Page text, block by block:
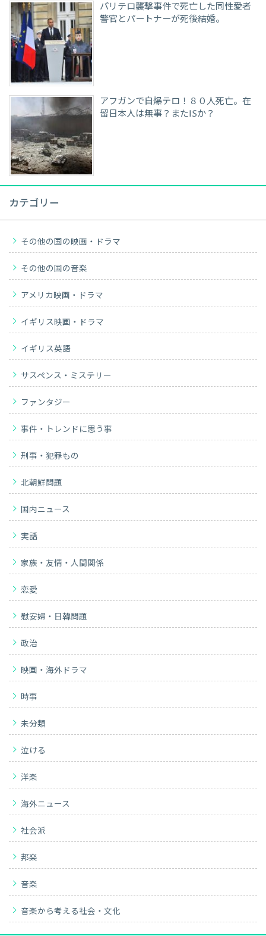
パリテロ襲撃事件で死亡した同性愛者
警官とパートナーが死後結婚。
アフガンで自爆テロ！８０人死亡。在
留日本人は無事？またISか？
カテゴリー
その他の国の映画・ドラマ
その他の国の音楽
アメリカ映画・ドラマ
イギリス映画・ドラマ
イギリス英語
サスペンス・ミステリー
ファンタジー
事件・トレンドに思う事
刑事・犯罪もの
北朝鮮問題
国内ニュース
実話
家族・友情・人間関係
恋愛
慰安婦・日韓問題
政治
映画・海外ドラマ
時事
未分類
泣ける
洋楽
海外ニュース
社会派
邦楽
音楽
音楽から考える社会・文化